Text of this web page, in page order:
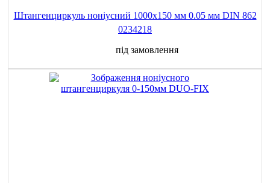
Штангенциркуль ноніусний 1000x150 мм 0.05 мм DIN 862
0234218
під замовлення